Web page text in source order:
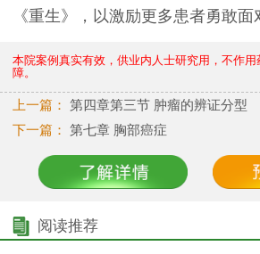
《重生》，以激励更多患者勇敢面
本院案例真实有效，供业内人士研究用，不作
障。
上一篇： 第四章第三节 肿瘤的辨证分型
下一篇： 第七章 胸部癌症
阅读推荐